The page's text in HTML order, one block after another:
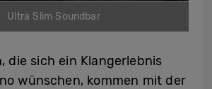
Ultra Slim Soundbar
die sich ein Klangerlebnis
wünschen, kommen mit der